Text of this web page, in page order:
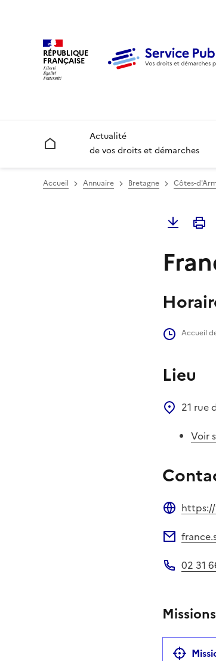
RÉPUBLIQUE
FRANÇAISE
Accueil
Actualité
de vos droits et démarches
Accueil Annuaire Bretagne Côtes-
Accueil
Lieu
21 rue
Voir
https://
02 31